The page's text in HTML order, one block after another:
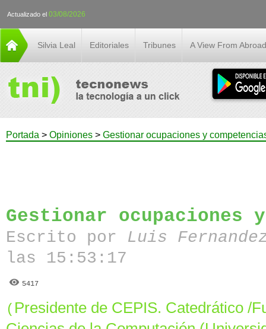
Actualizado el 03/08/2026
Silvia Leal Editoriales Tribunes A View From Abroad
Portada > Opiniones > Gestionar ocupaciones y
Gestionar ocupaciones
Escrito por Luis
las 15:53:17
5417
( Presidente de CEPIS. Catedrático /